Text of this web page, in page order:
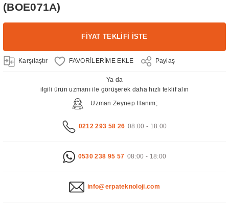
(BOE071A)
FİYAT TEKLİFİ İSTE
Karşılaştır Paylaş
Ya da
ilgili ürün uzmanı ile görüşerek daha hızlı teklif alın
Uzman Zeynep Hanım;
0212 293 58 26 08:00 - 18:00
0530 238 95 57 08:00 - 18:00
info@erpateknoloji.com